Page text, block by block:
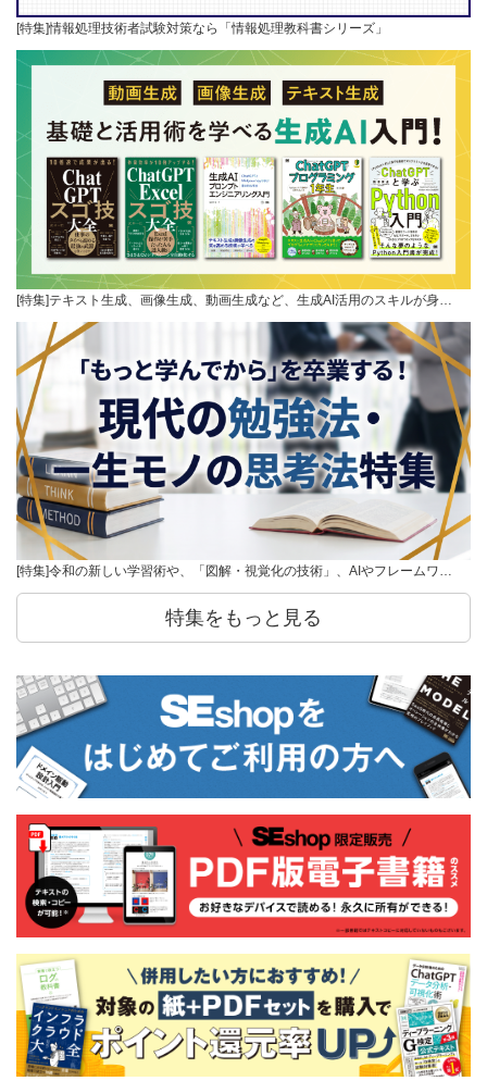
[特集]情報処理技術者試験対策なら「情報処理教科書シリーズ」
[特集]テキスト生成、画像生成、動画生成など、生成AI活用のスキルが身…
[特集]令和の新しい学習術や、「図解・視覚化の技術」、AIやフレームワ…
特集をもっと見る